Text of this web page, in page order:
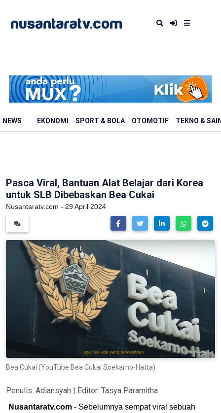
NEWS EKONOMI SPORT & BOLA OTOMOTIF TEKNO &
Pasca Viral, Bantuan Alat Belajar dari Korea
untuk SLB Dibebaskan Bea Cukai
Nusantaratv.com - 29 April 2024
Bea Cukai (YouTube Bea Cukai Soekarno-Hatta)
Penulis: Adiansyah | Editor: Tasya Paramitha
Nusantaratv.com - Sebelumnya sempat viral sebuah